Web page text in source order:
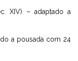
XIV) – adaptado a
a pousada com 24